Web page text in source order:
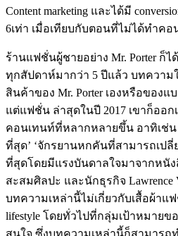
Content marketing และได้มี
6เท่า เมื่อเทียบกับตอนที่ไม่ได้ทำคอ
ร้านแฟชั่นผู้ชายอย่าง Mr. Porter ก็
ทุกสัปดาห์มากว่า 5 ปีแล้ว บทความ
สินค้าของ Mr. Porter เองหรือของ
แต่แฟชั่น ล่าสุดในปี 2017 เขาก็ออ
คอนเทนท์ที่หลากหลายขึ้น อาทิเช่น
ที่สุด’ ‘จักรยานหกคันที่สามารถเปลี่
ที่สุดโดยมีแรงบันดาลใจมาจากหนั
สะสมศิลปะ และนักธุรกิจ Lawrence
บทความเหล่านี้ไม่เกี่ยวกับเสื้อผ้าแ
lifestyle โดยทั่วไปที่กลุ่มเป้าหมาย
สนใจ ซึ่งบทความเหล่านี้ก็สามารถ